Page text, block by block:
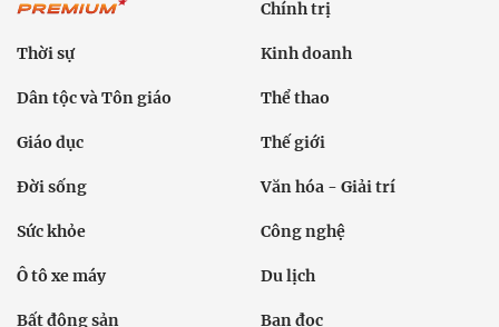
Chính trị
Thời sự Kinh doanh
Dân tộc và Tôn giáo Thể thao
Giáo dục Thế giới
Đời sống Văn hóa - Giải trí
Sức khỏe Công nghệ
Ô tô xe máy Du lịch
Bất động sản Bạn đọc